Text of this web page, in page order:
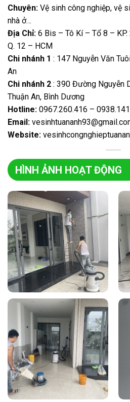
Chuyên: Vệ sinh công nghiệp, vệ
nhà ở…
Địa Chỉ: 6 Bis – Tô Kí – Tổ 8 – KP.
Q. 12 – HCM
Chi nhánh 1 : 147 Nguyễn Văn
An
Chi nhánh 2 : 390 Đường Nguyễn
Thuận An, Bình Dương
Hotline: 0967.260.416 –
Email:
Website:
HÌNH ẢNH HOẠT ĐỘNG